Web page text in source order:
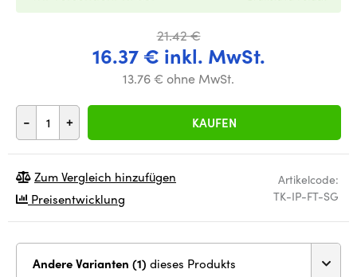
21.42 €
16.37 € inkl. MwSt.
13.76 € ohne MwSt.
- + KAUFEN
Artikelcode:
TK-IP-FT-SG
Zum Vergleich hinzufügen
Preisentwicklung
Andere Varianten (1) dieses Produkts